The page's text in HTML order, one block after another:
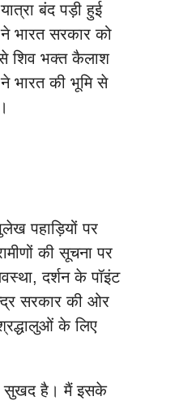
बंद पड़ी हुई
भारत सरकार को
शिव भक्त कैलाश
भारत की भूमि से
पहाड़ियों पर
की सूचना पर
दर्शन के पॉइंट
सरकार की ओर
के लिए
सुखद है। मैं इसके